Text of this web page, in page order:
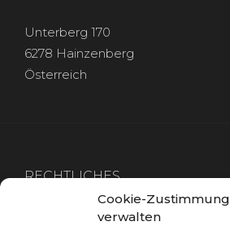
Cookie-Zustimmung
verwalten
Unterberg 170
6278 Hainzenberg
Österreich
RECHTLICHES
IMPRESSUM